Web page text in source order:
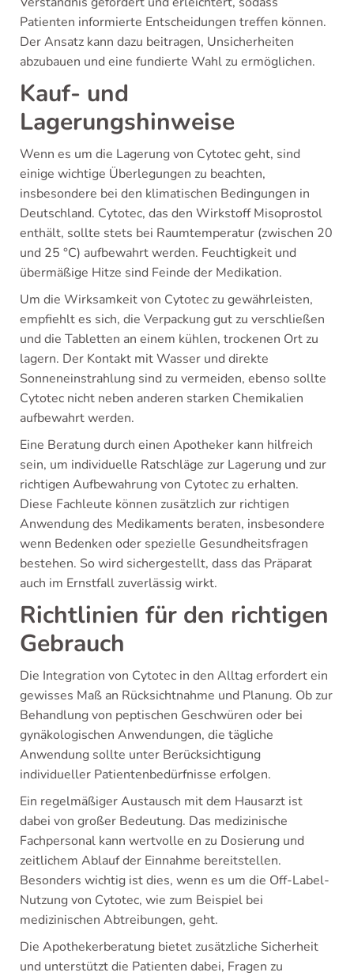
Patienten informierte Entscheidungen treffen können.
Der Ansatz kann dazu beitragen, Unsicherheiten
abzubauen und eine fundierte Wahl zu ermöglichen.
Kauf- und
Lagerungshinweise
Wenn es um die Lagerung von Cytotec geht, sind
einige wichtige Überlegungen zu beachten,
insbesondere bei den klimatischen Bedingungen in
Deutschland. Cytotec, das den Wirkstoff Misoprostol
enthält, sollte stets bei Raumtemperatur (zwischen 20
und 25 °C) aufbewahrt werden. Feuchtigkeit und
übermäßige Hitze sind Feinde der Medikation.
Um die Wirksamkeit von Cytotec zu gewährleisten,
empfiehlt es sich, die Verpackung gut zu verschließen
und die Tabletten an einem kühlen, trockenen Ort zu
lagern. Der Kontakt mit Wasser und direkte
Sonneneinstrahlung sind zu vermeiden, ebenso sollte
Cytotec nicht neben anderen starken Chemikalien
aufbewahrt werden.
Eine Beratung durch einen Apotheker kann hilfreich
sein, um individuelle Ratschläge zur Lagerung und zur
richtigen Aufbewahrung von Cytotec zu erhalten.
Diese Fachleute können zusätzlich zur richtigen
Anwendung des Medikaments beraten, insbesondere
wenn Bedenken oder spezielle Gesundheitsfragen
bestehen. So wird sichergestellt, dass das Präparat
auch im Ernstfall zuverlässig wirkt.
Richtlinien für den richtigen
Gebrauch
Die Integration von Cytotec in den Alltag erfordert ein
gewisses Maß an Rücksichtnahme und Planung. Ob zur
Behandlung von peptischen Geschwüren oder bei
gynäkologischen Anwendungen, die tägliche
Anwendung sollte unter Berücksichtigung
individueller Patientenbedürfnisse erfolgen.
Ein regelmäßiger Austausch mit dem Hausarzt ist
dabei von großer Bedeutung. Das medizinische
Fachpersonal kann wertvolle en zu Dosierung und
zeitlichem Ablauf der Einnahme bereitstellen.
Besonders wichtig ist dies, wenn es um die Off-Label-
Nutzung von Cytotec, wie zum Beispiel bei
medizinischen Abtreibungen, geht.
Die Apothekerberatung bietet zusätzliche Sicherheit
und unterstützt die Patienten dabei, Fragen zu